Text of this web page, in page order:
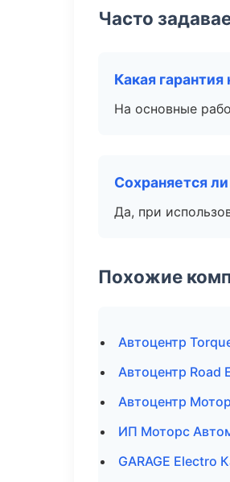
Часто
Какая
На основные
Сохраняется
Да, при
Похожие
Автоцентр
Автоцентр Road
Автоцентр
ИП Моторс
GARAGE Electro